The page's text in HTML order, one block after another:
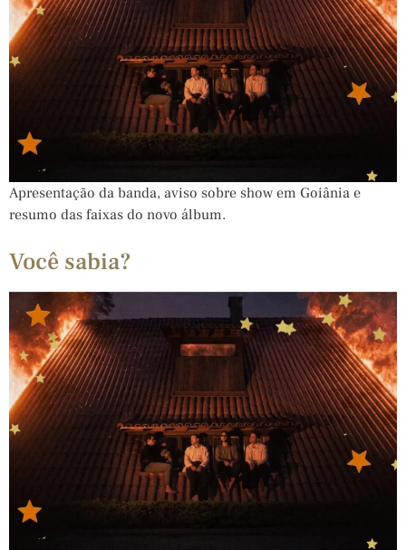
Apresentação da banda, aviso sobre show em Goiânia e
resumo das faixas do novo álbum.
Você sabia?